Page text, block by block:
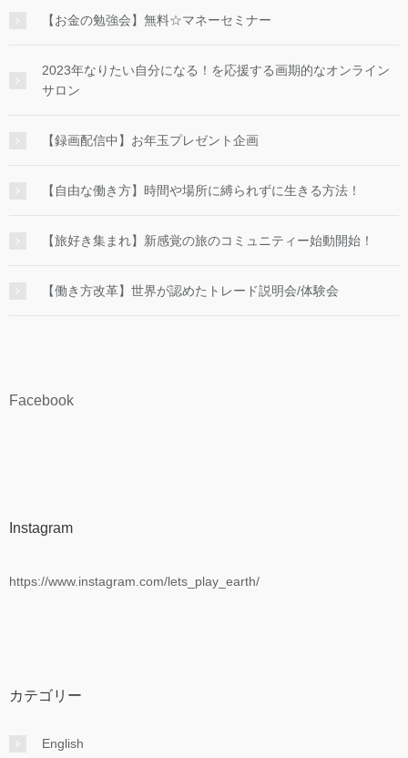
【お金の勉強会】無料☆マネーセミナー
2023年なりたい自分になる！を応援する画期的なオンライン
サロン
【録画配信中】お年玉プレゼント企画
【自由な働き方】時間や場所に縛られずに生きる方法！
【旅好き集まれ】新感覚の旅のコミュニティー始動開始！
【働き方改革】世界が認めたトレード説明会/体験会
Facebook
Instagram
https://www.instagram.com/lets_play_earth/
カテゴリー
English